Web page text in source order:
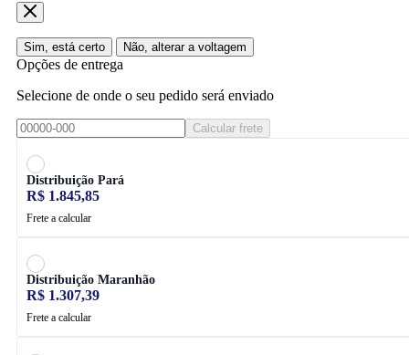
Sim, está certo Não, alterar a voltagem
Opções de entrega
Selecione de onde o seu pedido será enviado
Calcular frete
Distribuição Pará
R$ 1.845,85
Frete a calcular
Distribuição Maranhão
R$ 1.307,39
Frete a calcular